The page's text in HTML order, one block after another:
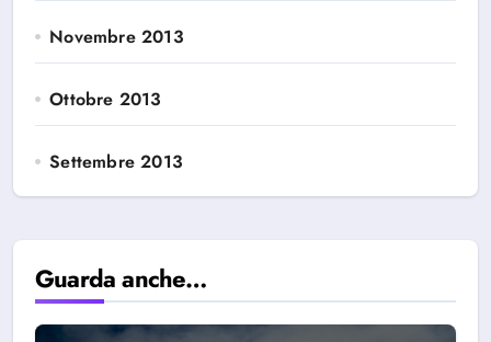
Novembre 2013
Ottobre 2013
Settembre 2013
Guarda anche…